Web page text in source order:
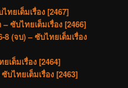
ทยเต็มเรื่อง [2467]
– ซับไทยเต็มเรื่อง [2466]
(จบ) – ซับไทยเต็มเรื่อง
เต็มเรื่อง [2464]
บไทยเต็มเรื่อง [2463]